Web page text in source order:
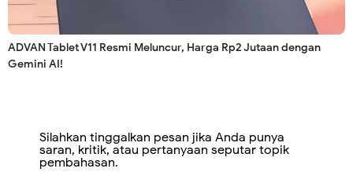
ADVAN Tablet V11 Resmi Meluncur, Harga Rp2 Jutaan dengan
Gemini AI!
Silahkan tinggalkan pesan jika Anda punya
saran, kritik, atau pertanyaan seputar topik
pembahasan.